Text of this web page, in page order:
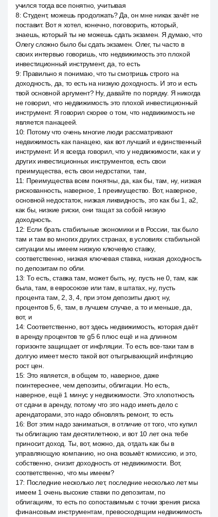
учился тогда все понятно, учитывая
8:Студент, можешь продолжать? Да, он мне никак зачёт не
поставит. Вот я хотел, конечно, поговорить, который,
знаешь, который ты не можешь сдать экзамен. Я думаю, что
Олегу сложно было бы сдать экзамен. Олег, ты часто в
своих интервью говоришь, что недвижимость это плохой
инвестиционный инструмент, да, то есть
9: Правильно я понимаю, что ты смотришь строго на
доходность, да, то есть на низкую доходность. И это и есть
твой основной аргумент? Ну, давайте по порядку. Я никогда
не говорил, что недвижимость это плохой инвестиционный
инструмент. Я говорил скорее о том, что недвижимость не
является панацеей.
10: Потому что очень многие люди рассматривают
недвижимость как панацею, как вот лучший и единственный
инструмент. И я всегда говорил, что у недвижимости, как и у
других инвестиционных инструментов, есть свои
преимущества, есть свои недостатки, там,
11: Преимущества всем понятны, да, как бы, там, ну, низкая
рискованность, наверное, 1 преимущество. Вот, наверное,
основной недостаток, низкая ликвидность, это как бы 1, a2,
как бы, низкие риски, они тащат за собой низкую
доходность.
12: Если брать стабильные экономики и в России, так было
там и там во многих других странах, в условиях стабильной
ситуации мы имеем низкую ключевую ставку,
соответственно, низкая ключевая ставка, низкая доходность
по депозитам по обли.
13: То есть, ставка там, может быть, ну, пусть не 0, там, как
была, там, в евросоюзе или там, в штатах, ну, пусть
процента там, 2, 3, 4, при этом депозиты дают, ну,
процентов 5, 6, там, в лучшем случае, а то и меньше, да,
вот, и
14: Соответственно, вот здесь недвижимость, которая даёт
в аренду процентов те g5 6 плюс ещё и на длинном
горизонте защищает от инфляции. То есть все-таки там в
долгую имеет место такой вот отыгрывающий инфляцию
рост цен.
15: Это является, в общем то, наверное, даже
поинтереснее, чем депозиты, облигации. Но есть,
наверное, ещё 1 минус у недвижимости. Это хлопотность
от сдачи в аренду, потому что это надо иметь дело с
арендаторами, это надо обновлять ремонт, то есть
16: Вот этим надо заниматься, в отличие от того, что купил
ты облигацию там десятилетнюю, и вот 10 лет она тебе
приносит доход. Ты, вот, можно, да, отдать как бы в
управляющую компанию, но она возьмёт комиссию, и это,
собственно, снизит доходность от недвижимости. Вот,
соответственно, что мы имеем?
17: Последние несколько лет, последние несколько лет мы
имеем 1 очень высокие ставки по депозитам, по
облигациям, то есть по сопоставимым с точки зрения риска
финансовым инструментам, превосходящим недвижимость